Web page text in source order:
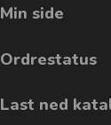
Min side
Ordrestatus
Last ned